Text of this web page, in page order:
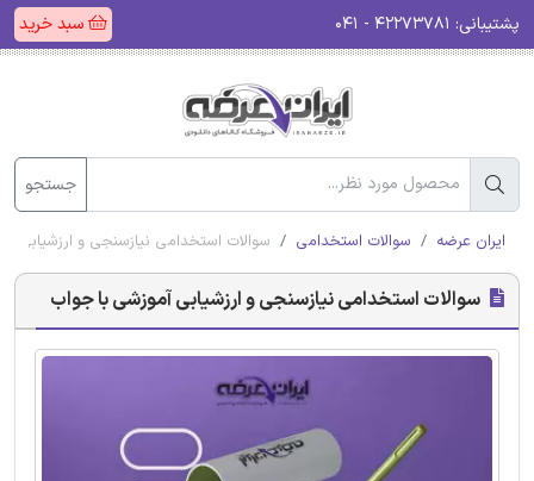
پشتیبانی: سبد خرید
جستجو
ایران عرضه سوالات استخدامی سوالات استخدامی نیازسنجی و ارزشیابی
سوالات استخدامی نیازسنجی و ارزشیابی آموزشی با جواب